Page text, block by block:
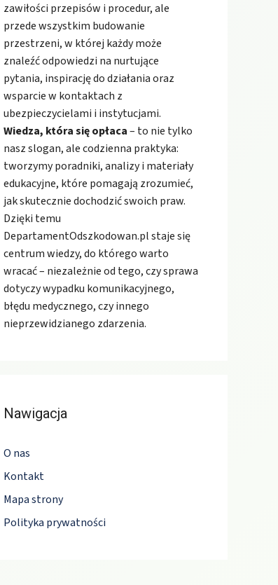
zawiłości przepisów i procedur, ale
przede wszystkim budowanie
przestrzeni, w której każdy może
znaleźć odpowiedzi na nurtujące
pytania, inspirację do działania oraz
wsparcie w kontaktach z
ubezpieczycielami i instytucjami.
Wiedza, która się opłaca– to nie tylko
nasz slogan, ale codzienna praktyka:
tworzymy poradniki, analizy i materiały
edukacyjne, które pomagają zrozumieć,
jak skutecznie dochodzić swoich praw.
Dzięki temu
DepartamentOdszkodowan.pl staje się
centrum wiedzy, do którego warto
wracać – niezależnie od tego, czy sprawa
dotyczy wypadku komunikacyjnego,
błędu medycznego, czy innego
nieprzewidzianego zdarzenia.
Nawigacja
O nas
Kontakt
Mapa strony
Polityka prywatności